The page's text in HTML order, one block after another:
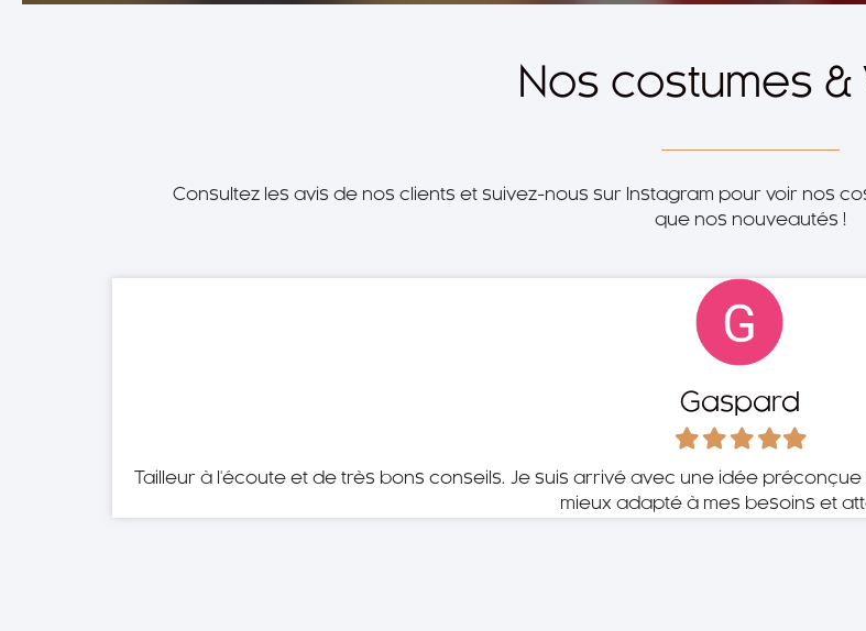
Nos costumes &
Consultez les avis de nos clients et suivez-nous sur Instagram pour voir nos
que nos nouveautés !
Gaspard
Filled
star
Filled
star
Filled
star
Filled
star
Filled
star
Tailleur à l'écoute et de très bons conseils. Je suis arrivé avec une idée
mieux adapté à mes besoins et